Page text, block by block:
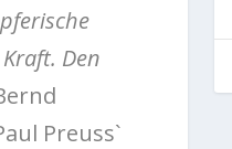
Den
Preuss`